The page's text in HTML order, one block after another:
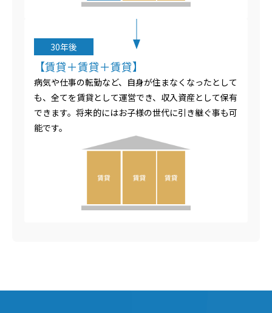
30年後
【賃貸＋賃貸＋賃貸】
病気や仕事の転勤など、自身が住まなくなったとして
も、全てを賃貸として運営でき、収入資産として保有
できます。将来的にはお子様の世代に引き継ぐ事も可
能です。